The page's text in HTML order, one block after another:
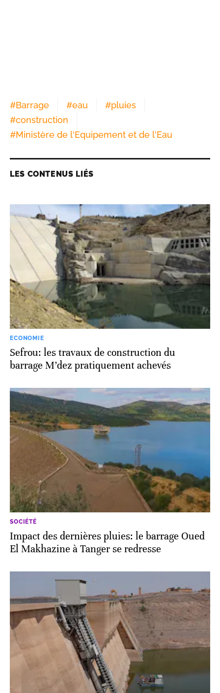
#Barrage #eau #pluies
#construction
#Ministère de l'Equipement et de l'Eau
LES CONTENUS LIÉS
ECONOMIE
Sefrou: les travaux de construction du
barrage M’dez pratiquement achevés
SOCIÉTÉ
Impact des dernières pluies: le barrage Oued
El Makhazine à Tanger se redresse